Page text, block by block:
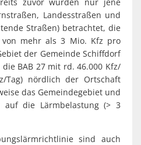
Heiraten
Kindertagesstätten
Meldeamt
Schulen
Laven
Spaden
Wehdel
Wirtschaft
Landesstraßen und
Straßen) betrachtet, die
von mehr als 3 Mio. Kfz pro
der Gemeinde Schiffdorf
BAB 27 mit rd. 46.000 Kfz/
Tag) nördlich der Ortschaft
das Gemeindegebiet und
auf die Lärmbelastung (> 3
sind auch